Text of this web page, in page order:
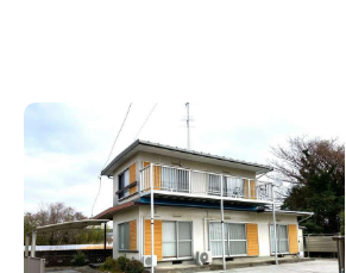
遠州岩水寺A邸
静岡県 戸建て
【駅徒歩9分/ICから車4分】山・川・湖、ア
ウトドア好き集まれ！ホッピングにも便利な
家
この家からの距離 36km